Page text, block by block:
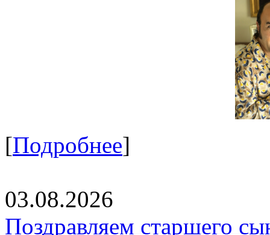
[Подробнее]
03.08.2026
Поздравляем старшего